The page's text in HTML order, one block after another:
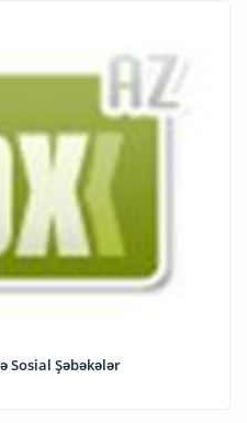
Sosial Şəbəkələr